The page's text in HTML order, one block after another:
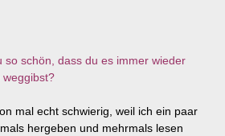
so schön, dass du es immer wieder
weggibst?
mal echt schwierig, weil ich ein paar
hergeben und mehrmals lesen